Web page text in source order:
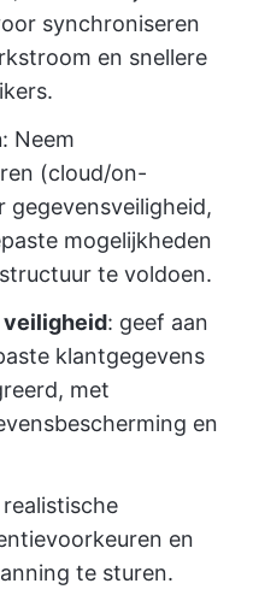
synchroniseren
en snellere
: Neem
(cloud/on-
gegevensveiligheid,
mogelijkheden
te voldoen.
veiligheid: geef aan
klantgegevens
met
en
en
te sturen.